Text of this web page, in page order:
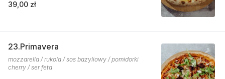
39,00 zł
23.Primavera
mozzarella / rukola / sos bazyliowy / pomidorki
cherry / ser feta